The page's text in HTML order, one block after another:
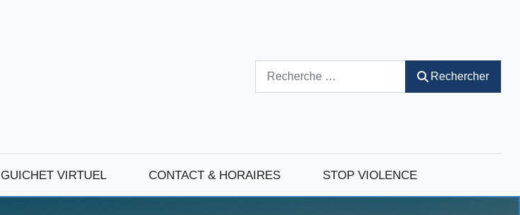
Rechercher
GUICHET VIRTUEL CONTACT & HORAIRES STOP VIOLENCE